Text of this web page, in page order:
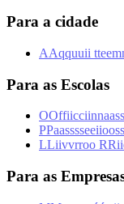
Para a cidade
AAqquuii tteem
Para as Escolas
OOffiicciinnaass
PPaasssseeiiooss
LLiivvrroo RRii
Para as